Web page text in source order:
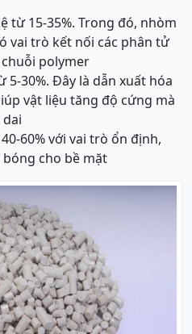
từ 15-35%. Trong đó, nhòm
vai trò kết nối các phân tử
polymer
5-30%. Đây là dẫn xuất hóa
vật liệu tăng độ cứng mà
60% với vai trò ổn định,
cho bề mặt